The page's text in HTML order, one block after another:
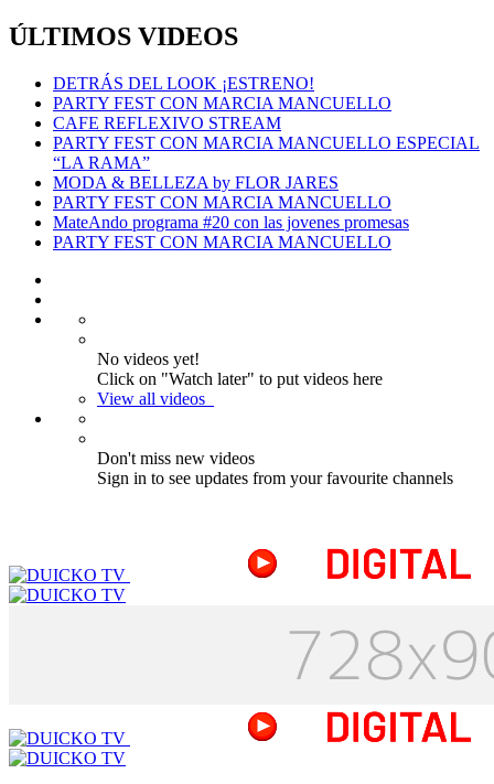
ÚLTIMOS VIDEOS
DETRÁS DEL LOOK ¡ESTRENO!
PARTY FEST CON MARCIA MANCUELLO
CAFE REFLEXIVO STREAM
PARTY FEST CON MARCIA MANCUELLO ESPECIAL
“LA RAMA”
MODA & BELLEZA by FLOR JARES
PARTY FEST CON MARCIA MANCUELLO
MateAndo programa #20 con las jovenes promesas
PARTY FEST CON MARCIA MANCUELLO
No videos yet!
Click on "Watch later" to put videos here
View all videos
Don't miss new videos
Sign in to see updates from your favourite channels